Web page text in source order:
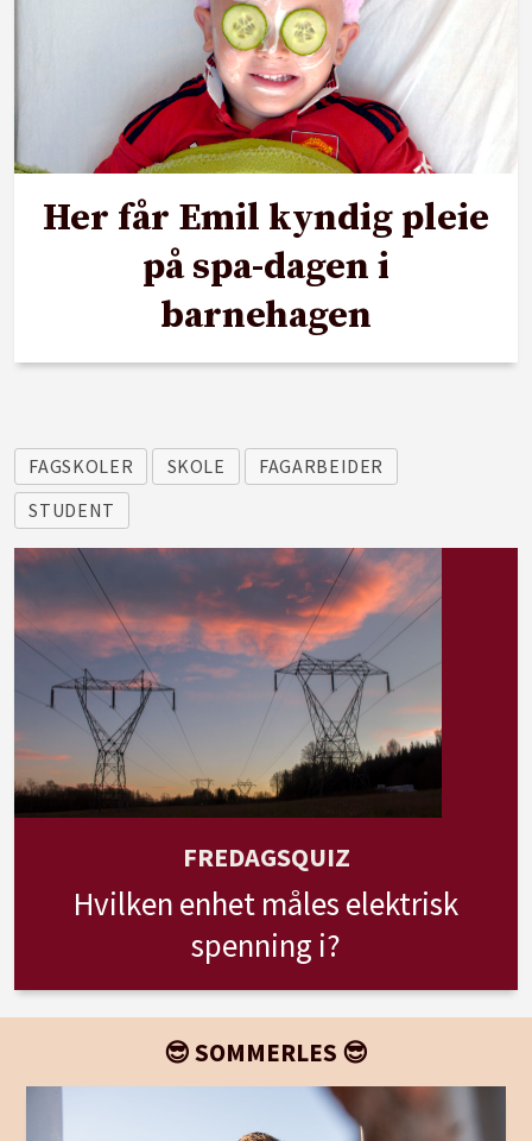
Her får Emil kyndig pleie
på spa-dagen i
barnehagen
FAGSKOLER SKOLE
FAGARBEIDER
STUDENT
FREDAGSQUIZ
Hvilken enhet måles elektrisk
spenning i?
😎 SOMMERLES 😎